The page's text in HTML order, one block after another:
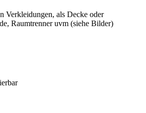
Verkleidungen, als Decke oder
Raumtrenner uvm (siehe Bilder)